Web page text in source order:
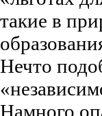
такие в
Нечто
Намного